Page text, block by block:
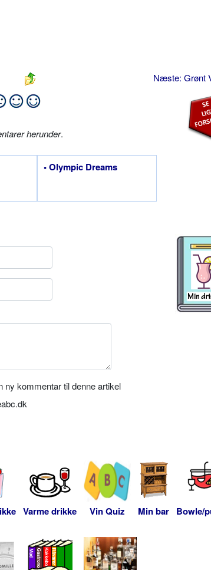
Næste: Grønt
herunder.
• Olympic Dreams
ny kommentar til denne artikel
Varme drikke Vin Quiz Min bar Bowle/